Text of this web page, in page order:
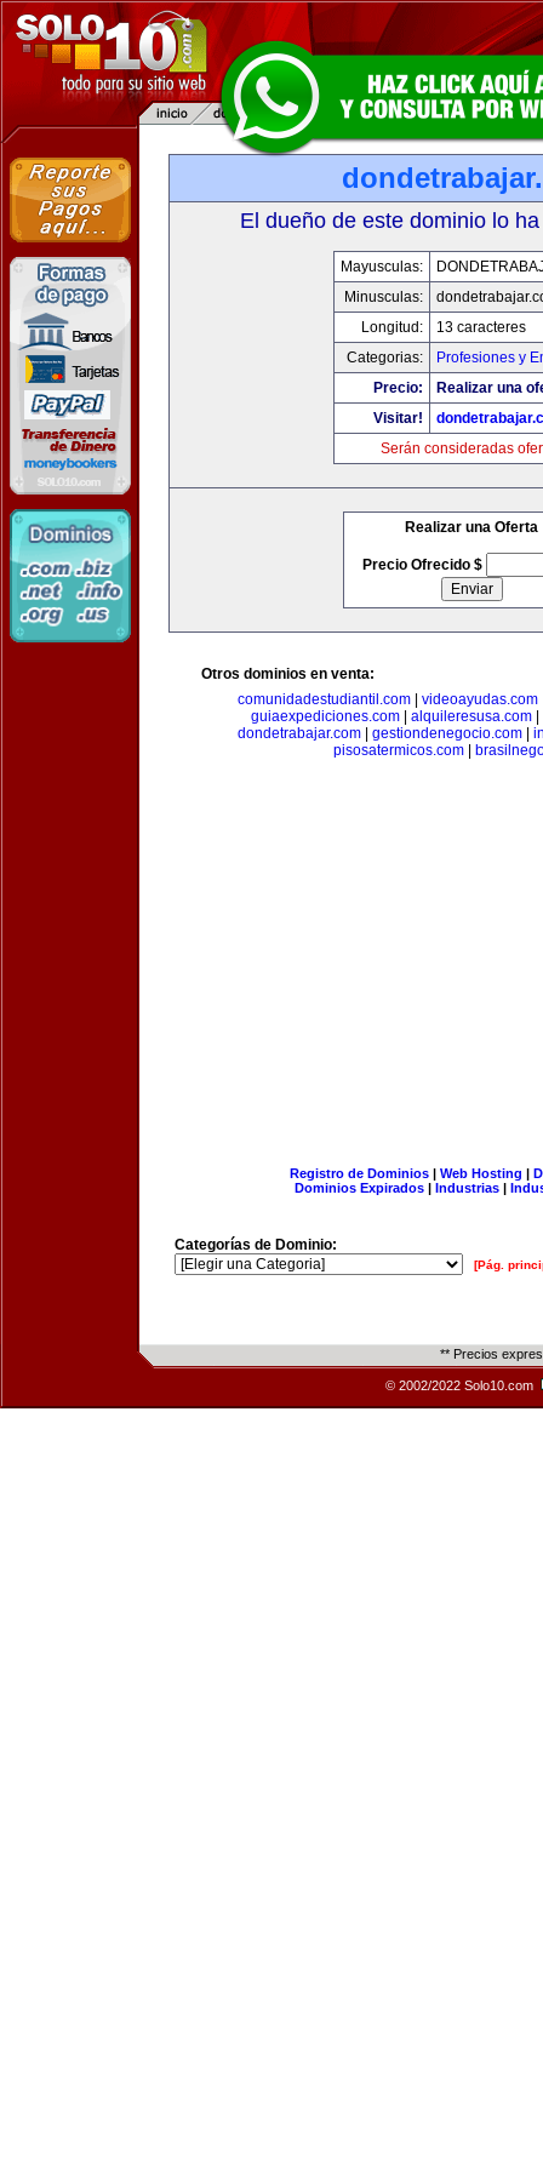
El dueño de este dominio lo
Mayusculas:
Minusculas:
Longitud:
13 caracteres
Categorias:
Profesiones y
Precio:
Realizar una
Visitar!
Serán consideradas
Realizar una Oferta
Precio Ofrecido $
Otros dominios en venta:
comunidadestudiantil.com| videoayudas.com
guiaexpediciones.com| alquileresusa.com|
dondetrabajar.com| gestiondenegocio.com|
pisosatermicos.com|
Registro de Dominios| Web Hosting |
Dominios Expirados | Industrias |
Categorías de Dominio:
[Pág.
** Precios
© 2002/2022 Solo10.com